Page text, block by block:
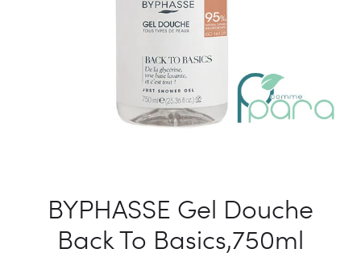
BYPHASSE Gel Douche
Back To Basics,750ml